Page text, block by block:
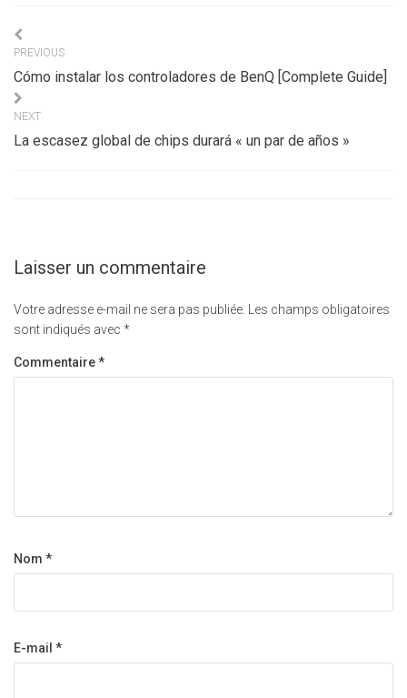
Navigation
de
l’article
PREVIOUS
Cómo instalar los controladores de BenQ [Complete Guide]
NEXT
La escasez global de chips durará « un par de años »
Laisser un commentaire
Votre adresse e-mail ne sera pas publiée. Les champs obligatoires
sont indiqués avec *
Commentaire*
Nom *
E-mail *